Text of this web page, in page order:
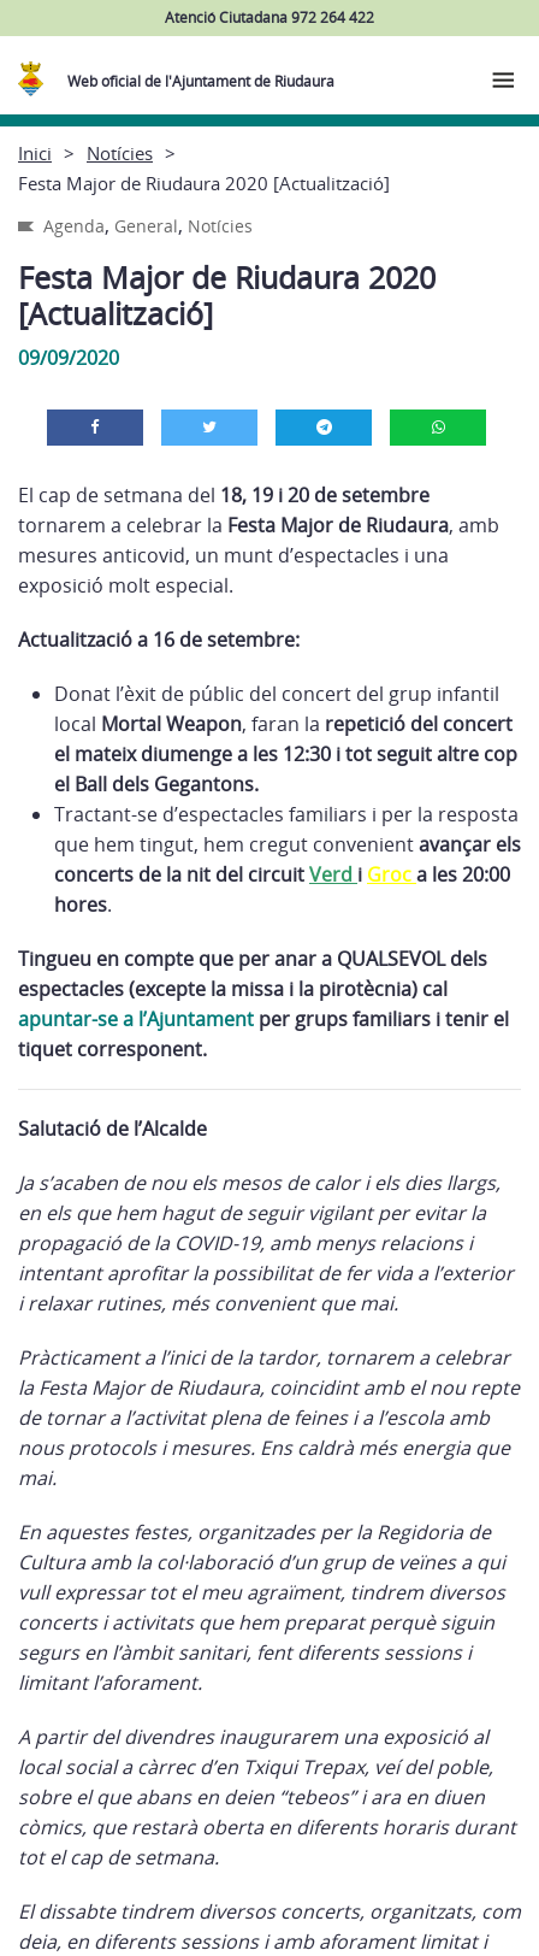
Atenció Ciutadana 972 264 422
Web oficial de l'Ajuntament de Riudaura
Inici
Notícies
Festa Major de Riudaura 2020 [Actualització]
Agenda, General, Notícies
Festa Major de Riudaura 2020
[Actualització]
09/09/2020
El cap de setmana del 18, 19 i 20 de setembre
tornarem a celebrar la Festa Major de Riudaura, amb
mesures anticovid, un munt d’espectacles i una
exposició molt especial.
Actualització a 16 de setembre:
Donat l’èxit de públic del concert del grup infantil
local Mortal Weapon, faran la repetició del concert
el mateix diumenge a les 12:30 i tot seguit altre cop
el Ball dels Gegantons.
Tractant-se d’espectacles familiars i per la resposta
que hem tingut, hem cregut convenientavançar els
concerts de la nit del circuitVerd i Groca les 20:00
hores.
Tingueu en compte que per anar a QUALSEVOL dels
espectacles (excepte la missa i la pirotècnia) cal
apuntar-se a l’Ajuntament per grups familiars i tenir el
tiquet corresponent.
Salutació de l’Alcalde
Ja s’acaben de nou els mesos de calor i els dies llargs,
en els que hem hagut de seguir vigilant per evitar la
propagació de la COVID-19, amb menys relacions i
intentant aprofitar la possibilitat de fer vida a l’exterior
i relaxar rutines, més convenient que mai.
Pràcticament a l’inici de la tardor, tornarem a celebrar
la Festa Major de Riudaura, coincidint amb el nou repte
de tornar a l’activitat plena de feines i a l’escola amb
nous protocols i mesures. Ens caldrà més energia que
mai.
En aquestes festes, organitzades per la Regidoria de
Cultura amb la col·laboració d’un grup de veïnes a qui
vull expressar tot el meu agraïment, tindrem diversos
concerts i activitats que hem preparat perquè siguin
segurs en l’àmbit sanitari, fent diferents sessions i
limitant l’aforament.
A partir del divendres inaugurarem una exposició al
local social a càrrec d’en Txiqui Trepax, veí del poble,
sobre el que abans en deien “tebeos” i ara en diuen
còmics, que restarà oberta en diferents horaris durant
tot el cap de setmana.
El dissabte tindrem diversos concerts, organitzats, com
deia, en diferents sessions i amb aforament limitat i